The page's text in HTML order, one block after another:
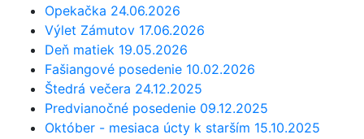
Opekačka 24.06.2026
Výlet Zámutov 17.06.2026
Deň matiek 19.05.2026
Fašiangové posedenie 10.02.2026
Štedrá večera 24.12.2025
Predvianočné posedenie 09.12.2025
Október - mesiaca úcty k starším 15.10.2025